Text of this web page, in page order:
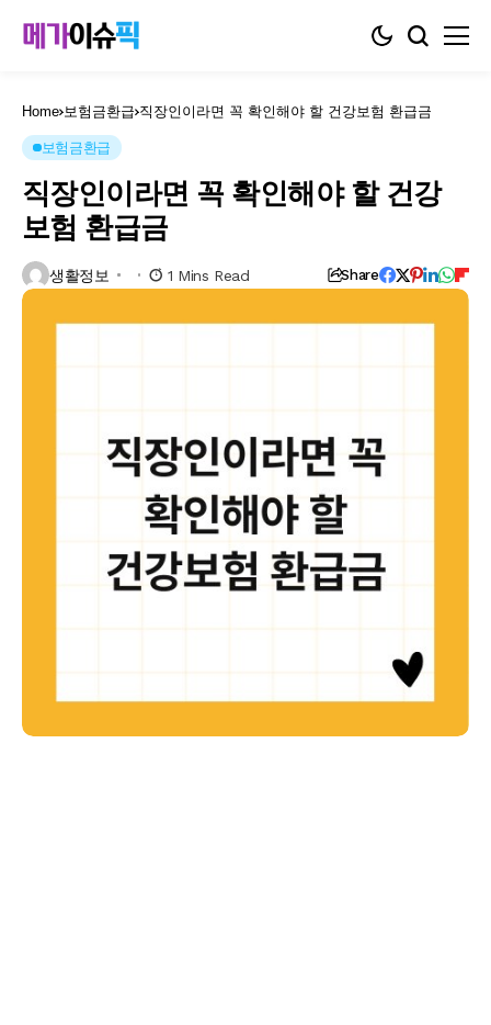
Home 보험금환급 직장인이라면 꼭 확인해야 할 건강보험 환급금
보험금환급
직장인이라면 꼭 확인해야 할 건강
보험 환급금
생활정보 1 Mins Read Share